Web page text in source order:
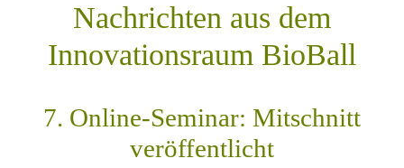
Nachrichten aus dem
Innovationsraum BioBall
7. Online-Seminar: Mitschnitt
veröffentlicht